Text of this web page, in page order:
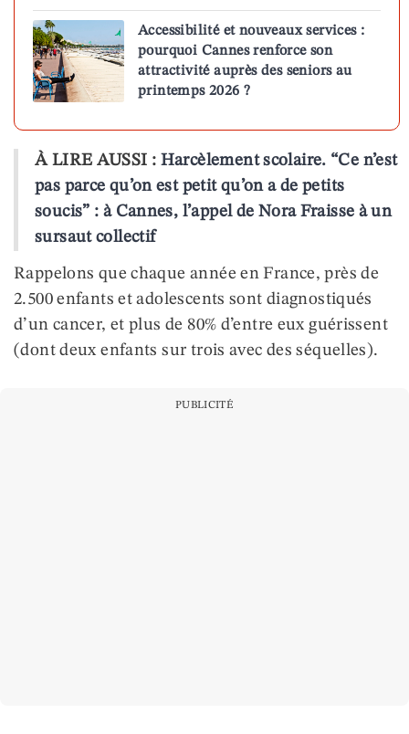
Accessibilité et nouveaux services :
pourquoi Cannes renforce son
attractivité auprès des seniors au
printemps 2026 ?
À LIRE AUSSI : Harcèlement scolaire. “Ce n’est
pas parce qu’on est petit qu’on a de petits
soucis” : à Cannes, l’appel de Nora Fraisse à un
sursaut collectif
Rappelons que chaque année en France, près de
2.500 enfants et adolescents sont diagnostiqués
d’un cancer, et plus de 80% d’entre eux guérissent
(dont deux enfants sur trois avec des séquelles).
PUBLICITÉ